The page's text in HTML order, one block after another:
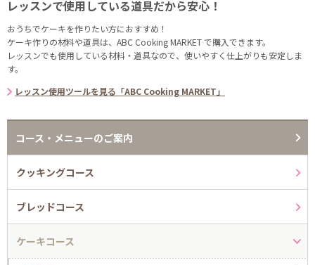
レッスンで使用している道具だから安心！
おうちでケーキを作りたい方におすすめ！
ケーキ作りの材料や道具は、ABC Cooking MARKET で購入できます。
レッスンでも使用している材料・道具なので、使いやすく仕上がりも安定しま
す。
レッスン使用ツールを見る「ABC Cooking MARKET」
コース・メニューのご案内
クッキングコース
ブレッドコース
ケーキコース